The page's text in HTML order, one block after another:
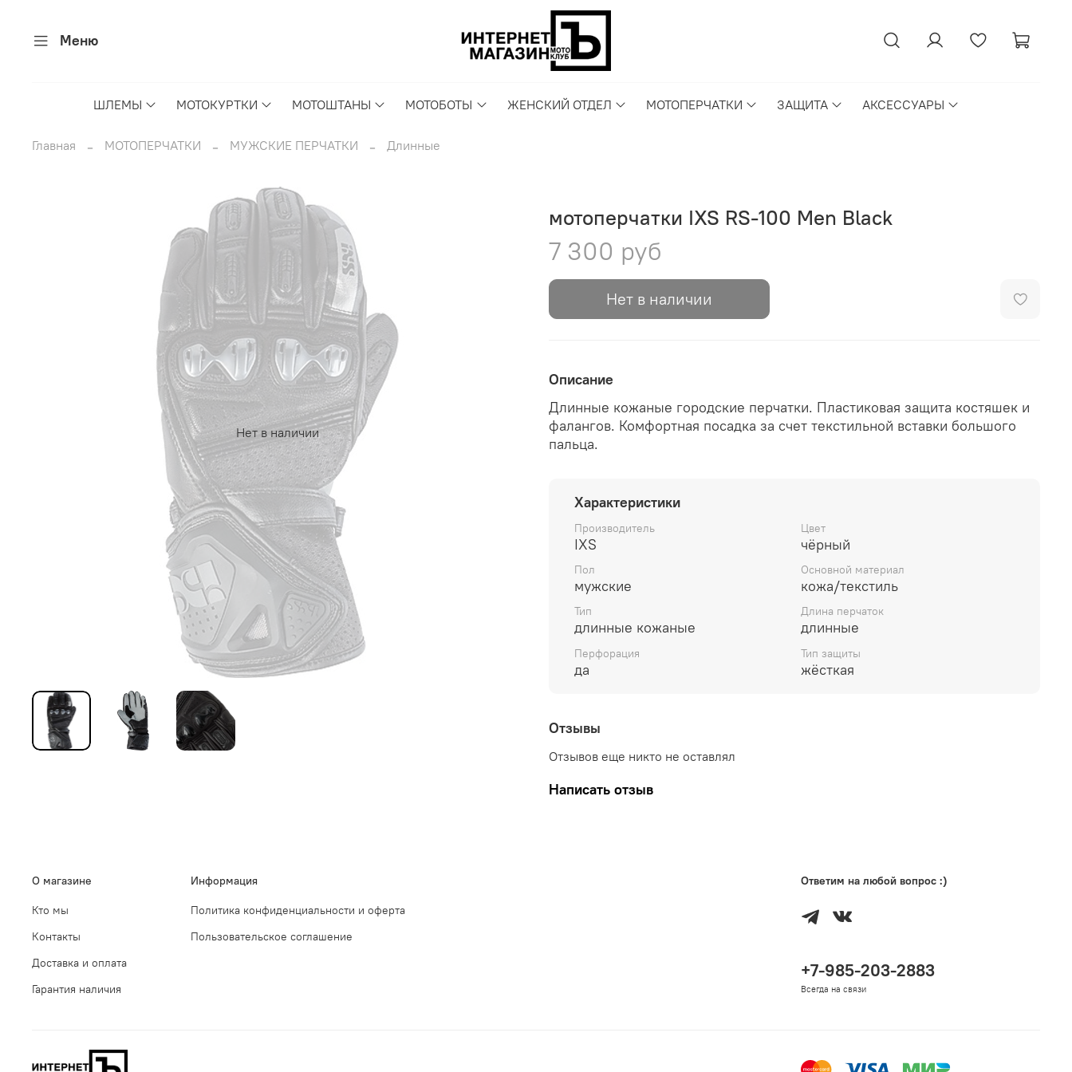
Меню
ШЛЕМЫ МОТОКУРТКИ МОТОШТАНЫ МОТОБОТЫ ЖЕНСКИЙ ОТДЕЛ МОТОПЕРЧАТКИ ЗАЩИТА АКСЕССУАРЫ
Главная МОТОПЕРЧАТКИ МУЖСКИЕ ПЕРЧАТКИ Длинные
Нет в наличии
мотоперчатки IXS RS-100 Men Black
7 300 руб
Нет в наличии
Описание
Длинные кожаные городские перчатки. Пластиковая защита костяшек и
фалангов. Комфортная посадка за счет текстильной вставки большого
пальца.
Характеристики
Производитель
IXS
Цвет
чёрный
Пол
мужские
Основной материал
кожа/текстиль
Тип
длинные кожаные
Длина перчаток
длинные
Перфорация
да
Тип защиты
жёсткая
Отзывы
Отзывов еще никто не оставлял
Написать отзыв
О магазине
Кто мы
Контакты
Доставка и оплата
Гарантия наличия
Информация
Политика конфиденциальности и оферта
Пользовательское соглашение
Ответим на любой вопрос :)
+7-985-203-2883
Всегда на связи